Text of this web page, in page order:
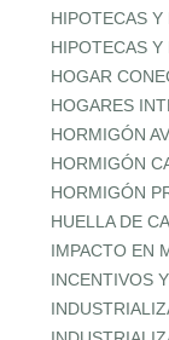
HIPOTECAS
HIPOTECAS Y
HOGAR
HOGARES
HORMIGÓN
HORMIGÓN
HORMIGÓN
HUELLA DE
IMPACTO EN
INCENTIVOS